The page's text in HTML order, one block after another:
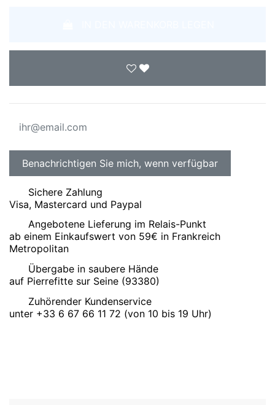
Sichere Zahlung
Visa, Mastercard und Paypal
Angebotene Lieferung im Relais-Punkt
ab einem Einkaufswert von 59€ in Frankreich
Metropolitan
Übergabe in saubere Hände
auf Pierrefitte sur Seine (93380)
Zuhörender Kundenservice
unter +33 6 67 66 11 72 (von 10 bis 19 Uhr)